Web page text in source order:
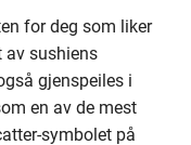
for deg som liker
av sushiens
gjenspeiles i
en av de mest
symbolet på